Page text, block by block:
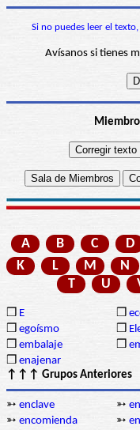
Si no puedes leer el
Avísanos si tienes
A B C D
K
L M N
T
U
❒ E ❒
❒ egoísmo ❒
❒ embalaje ❒
❒ enajenar
↑↑↑ Grupos Anteriores
➳ enclave ➳
➳ encomienda ➳